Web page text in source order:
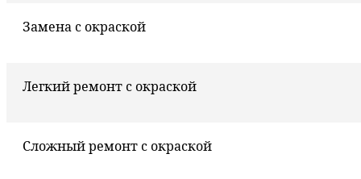
Замена с окраской
Легкий ремонт с окраской
Сложный ремонт с окраской